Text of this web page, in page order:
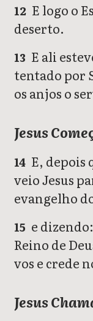
12 E logo o
deserto.
13 E ali
tentado por
os anjos o
Jesus
14 E, depois
veio Jesus
evangelho
15 e
Reino de
vos e crede
Jesus